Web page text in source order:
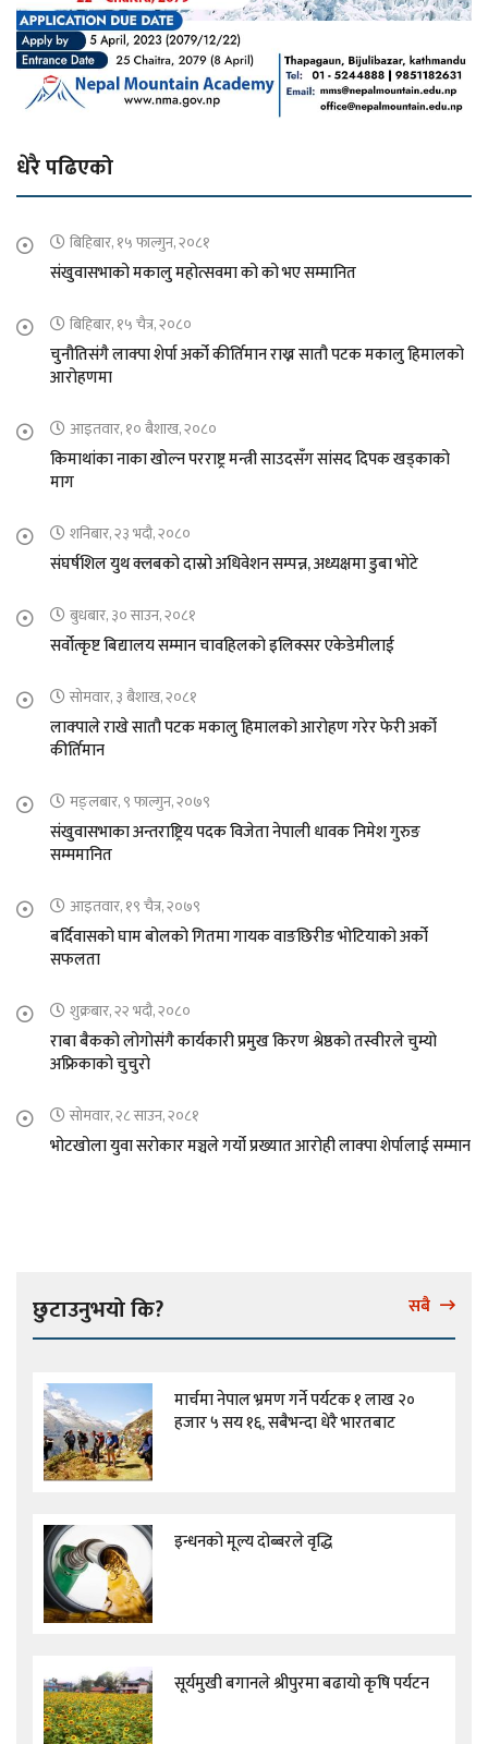
धेरै पढिएको
बिहिबार, १५ फाल्गुन, २०८१
संखुवासभाको मकालु महोत्सवमा को को भए सम्मानित
बिहिबार, १५ चैत्र, २०८०
चुनौतिसंगै लाक्पा शेर्पा अर्को कीर्तिमान राख्न सातौ पटक मकालु हिमालको
आरोहणमा
आइतवार, १० बैशाख, २०८०
किमाथांका नाका खोल्न परराष्ट्र मन्त्री साउदसँग सांसद दिपक खड्काको
माग
शनिबार, २३ भदौ, २०८०
संघर्षशिल युथ क्लबको दास्रो अधिवेशन सम्पन्न, अध्यक्षमा डुबा भोटे
बुधबार, ३० साउन, २०८१
सर्वोत्कृष्ट बिद्यालय सम्मान चावहिलको इलिक्सर एकेडेमीलाई
सोमवार, ३ बैशाख, २०८१
लाक्पाले राखे सातौ पटक मकालु हिमालको आरोहण गरेर फेरी अर्को
कीर्तिमान
मङ्लबार, ९ फाल्गुन, २०७९
संखुवासभाका अन्तराष्ट्रिय पदक विजेता नेपाली धावक निमेश गुरुङ
सम्ममानित
आइतवार, १९ चैत्र, २०७९
बर्दिवासको घाम बोलको गितमा गायक वाङछिरीङ भोटियाको अर्को
सफलता
शुक्रबार, २२ भदौ, २०८०
राबा बैकको लोगोसंगै कार्यकारी प्रमुख किरण श्रेष्ठको तस्वीरले चुम्यो
अफ्रिकाको चुचुरो
सोमवार, २८ साउन, २०८१
भोटखोला युवा सरोकार मञ्चले गर्यो प्रख्यात आरोही लाक्पा शेर्पालाई सम्मान
छुटाउनुभयो कि? सबै
मार्चमा नेपाल भ्रमण गर्ने पर्यटक १ लाख २०
हजार ५ सय १६, सबैभन्दा धेरै भारतबाट
इन्धनको मूल्य दोब्बरले वृद्धि
सूर्यमुखी बगानले श्रीपुरमा बढायो कृषि पर्यटन